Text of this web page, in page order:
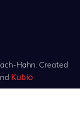
Hahn. Created
Kubio